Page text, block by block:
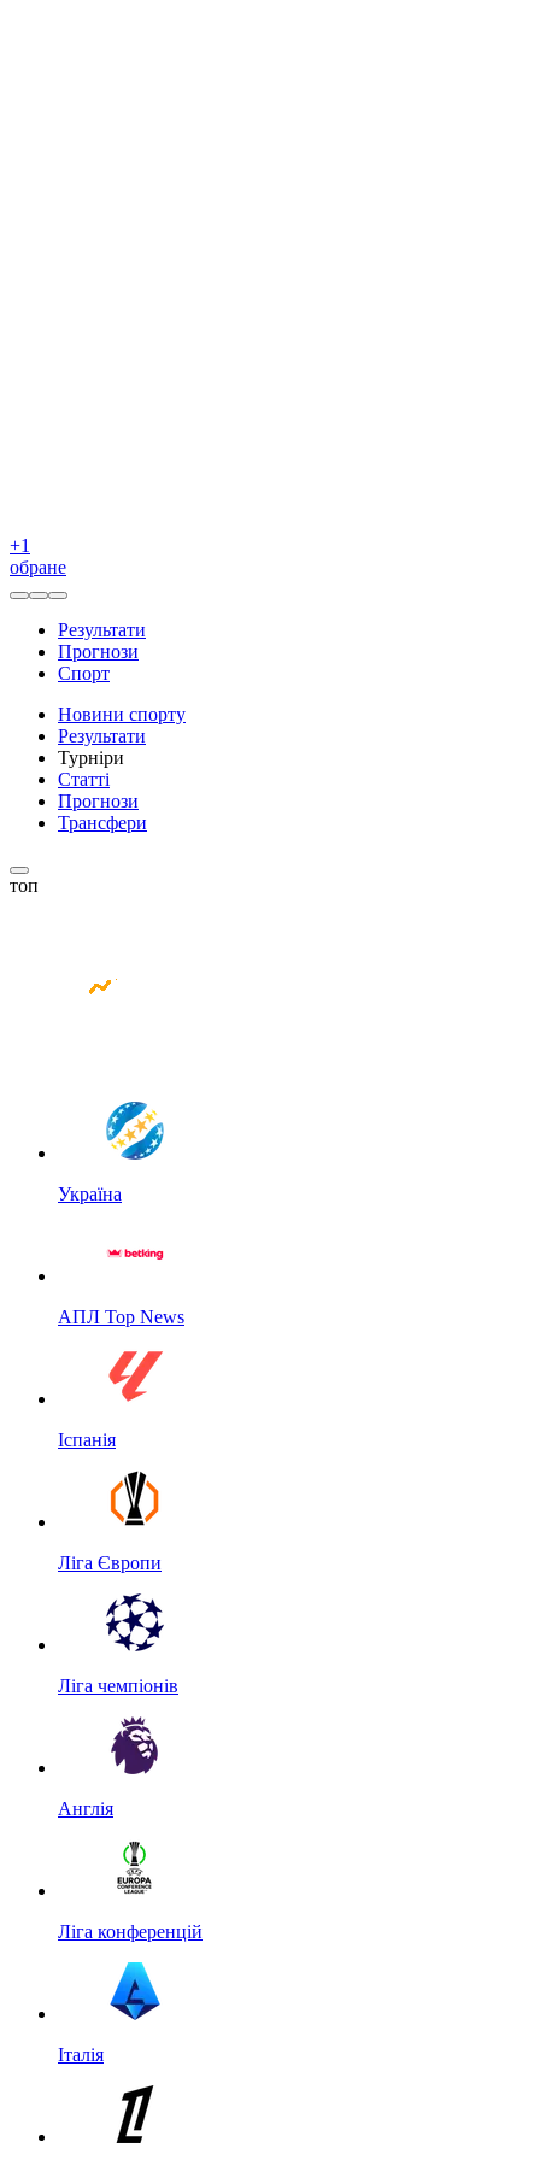
+1
обране
Результати
Прогнози
Спорт
Новини спорту
Результати
Турніри
Статті
Прогнози
Трансфери
топ
Україна
АПЛ Top News
Іспанія
Ліга Європи
Ліга чемпіонів
Англія
Ліга конференцій
Італія